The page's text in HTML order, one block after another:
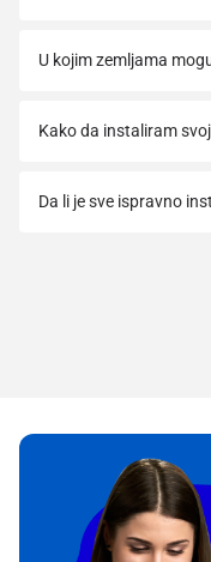
U kojim zemljama
Kako da instaliram
Da li je sve ispravno